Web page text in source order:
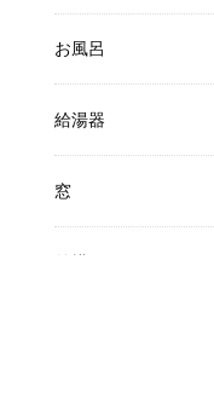
お風呂
給湯器
窓
外構・エクステリア